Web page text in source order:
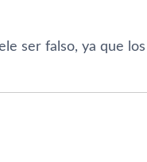
ser falso, ya que